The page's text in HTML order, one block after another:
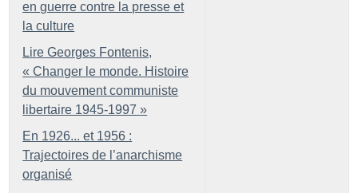
en guerre contre la presse et
la culture
Lire Georges Fontenis,
« Changer le monde. Histoire
du mouvement communiste
libertaire 1945-1997 »
En 1926... et 1956 :
Trajectoires de l’anarchisme
organisé